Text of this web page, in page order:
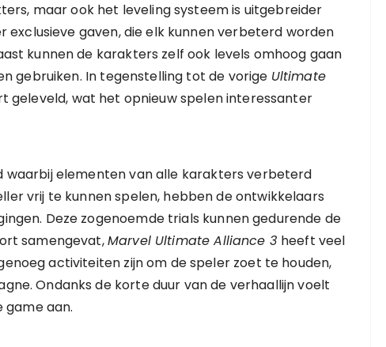
maar ook het leveling systeem is uitgebreider
exclusieve gaven, die elk kunnen verbeterd worden
kunnen de karakters zelf ook levels omhoog gaan
gebruiken. In tegenstelling tot de vorige Ultimate
geleveld, wat het opnieuw spelen interessanter
waarbij elementen van alle karakters verbeterd
vrij te kunnen spelen, hebben de ontwikkelaars
Deze zogenoemde trials kunnen gedurende de
samengevat,Marvel Ultimate Alliance 3 heeft veel
activiteiten zijn om de speler zoet te houden,
Ondanks de korte duur van de verhaallijn voelt
game aan.